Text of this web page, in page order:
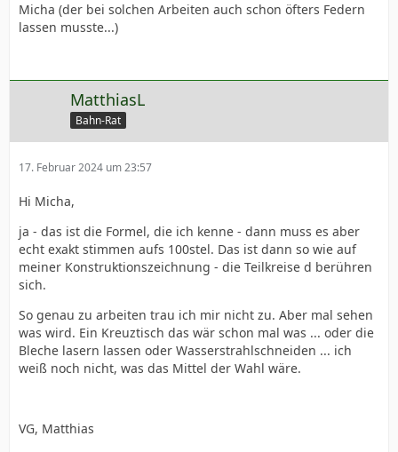
Micha (der bei solchen Arbeiten auch schon öfters Federn
lassen musste...)
MatthiasL
Bahn-Rat
17. Februar 2024 um 23:57
Hi Micha,
ja - das ist die Formel, die ich kenne - dann muss es aber
echt exakt stimmen aufs 100stel. Das ist dann so wie auf
meiner Konstruktionszeichnung - die Teilkreise d berühren
sich.
So genau zu arbeiten trau ich mir nicht zu. Aber mal sehen
was wird. Ein Kreuztisch das wär schon mal was ... oder die
Bleche lasern lassen oder Wasserstrahlschneiden ... ich
weiß noch nicht, was das Mittel der Wahl wäre.
VG, Matthias